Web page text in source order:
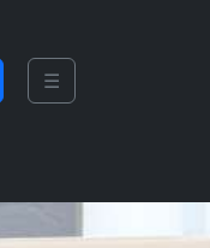
☰